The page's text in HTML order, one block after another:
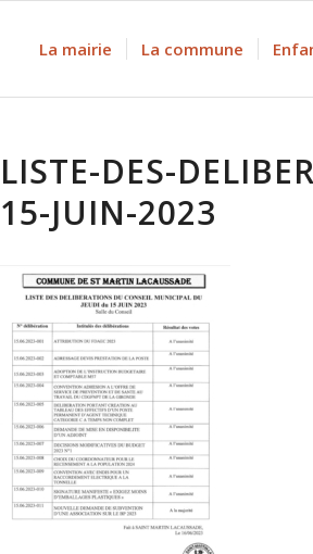
La mairie La commune
LISTE-DES-
15-JUIN-2023